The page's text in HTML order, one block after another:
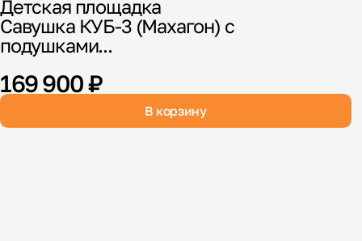
Детская площадка
Савушка КУБ-3 (Махагон) с
подушками...
169 900 ₽
В корзину